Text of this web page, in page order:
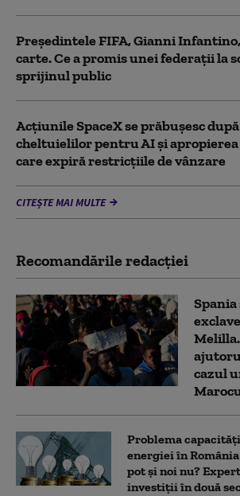
Președintele FIFA, Gianni
carte. Ce a promis unei federații la
sprijinul public
Acţiunile SpaceX se prăbuşesc
cheltuielilor pentru AI şi
care expiră restricţiile de vânzare
CITEȘTE MAI MULTE
Recomandările redacţiei
cazul
Problema
energiei în
pot și noi nu?
investiții în două